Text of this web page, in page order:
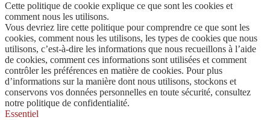
Cette politique de cookie explique ce que sont les cookies et
comment nous les utilisons.
Vous devriez lire cette politique pour comprendre ce que sont les
cookies, comment nous les utilisons, les types de cookies que nous
utilisons, c’est-à-dire les informations que nous recueillons à l’aide
de cookies, comment ces informations sont utilisées et comment
contrôler les préférences en matière de cookies. Pour plus
d’informations sur la manière dont nous utilisons, stockons et
conservons vos données personnelles en toute sécurité, consultez
notre politique de confidentialité.
Essentiel